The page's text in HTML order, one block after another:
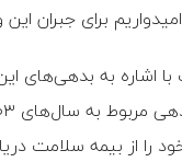
برای جبران
اشاره به بدهی‌های